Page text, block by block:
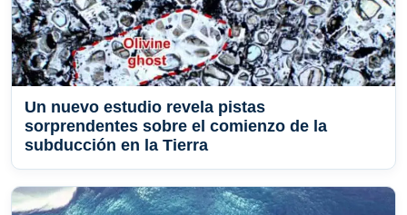
Un nuevo estudio revela pistas
sorprendentes sobre el comienzo de la
subducción en la Tierra